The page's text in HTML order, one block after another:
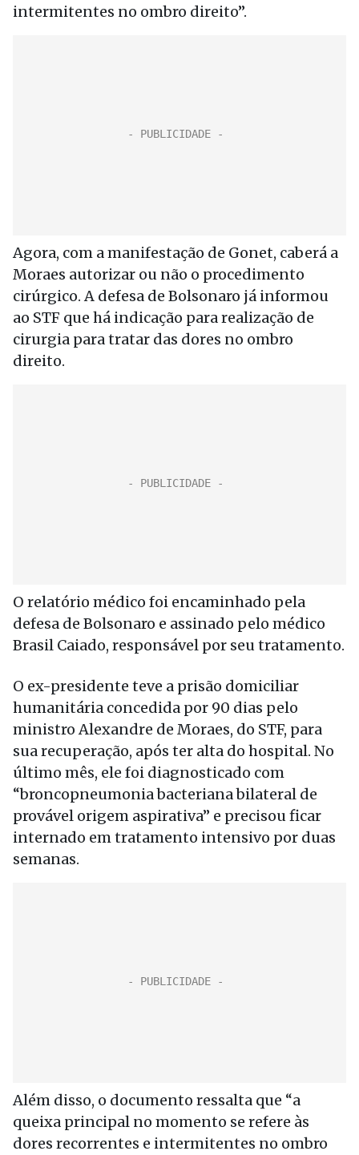
intermitentes no ombro direito”.
Agora, com a manifestação de Gonet, caberá a
Moraes autorizar ou não o procedimento
cirúrgico. A defesa de Bolsonaro já informou
ao STF que há indicação para realização de
cirurgia para tratar das dores no ombro
direito.
O relatório médico foi encaminhado pela
defesa de Bolsonaro e assinado pelo médico
Brasil Caiado, responsável por seu tratamento.
O ex-presidente teve a prisão domiciliar
humanitária concedida por 90 dias pelo
ministro Alexandre de Moraes, do STF, para
sua recuperação, após ter alta do hospital. No
último mês, ele foi diagnosticado com
“broncopneumonia bacteriana bilateral de
provável origem aspirativa” e precisou ficar
internado em tratamento intensivo por duas
semanas.
Além disso, o documento ressalta que “a
queixa principal no momento se refere às
dores recorrentes e intermitentes no ombro